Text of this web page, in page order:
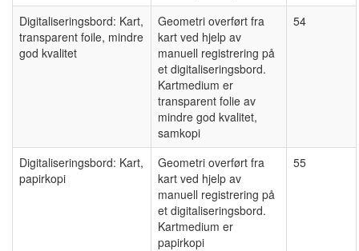
Digitaliseringsbord: Kart,
transparent foile, mindre
god kvalitet
Geometri overført fra
kart ved hjelp av
manuell registrering på
et digitaliseringsbord.
Kartmedium er
transparent folie av
mindre god kvalitet,
samkopi
54
Digitaliseringsbord: Kart,
papirkopi
Geometri overført fra
kart ved hjelp av
manuell registrering på
et digitaliseringsbord.
Kartmedium er
papirkopi
55